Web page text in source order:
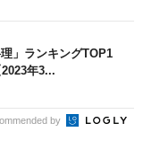
」ランキングTOP1
年3...
by